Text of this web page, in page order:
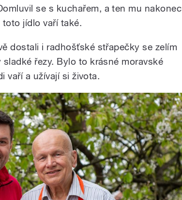
se s kuchařem, a ten mu nakonec
jídlo vaří také.
dostali i radhošťské střapečky se zelím
řezy. Bylo to krásné moravské
vaří a užívají si života.